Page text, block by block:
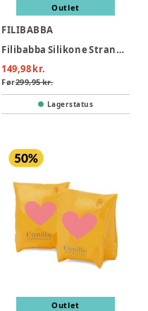
Outlet
FILIBABBA
Filibabba Silikone Strandsæt - Konfetti
149,98 kr.
Før299,95 kr.
Lagerstatus
Outlet